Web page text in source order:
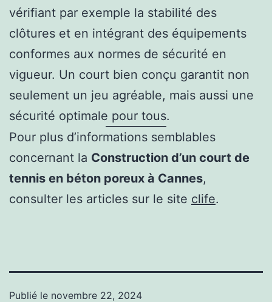
vérifiant par exemple la stabilité des
clôtures et en intégrant des équipements
conformes aux normes de sécurité en
vigueur. Un court bien conçu garantit non
seulement un jeu agréable, mais aussi une
sécurité optimale pour tous.
Pour plus d’informations semblables
concernant la Construction d’un court de
tennis en béton poreux à Cannes,
consulter les articles sur le site clife.
Publié le novembre 22, 2024